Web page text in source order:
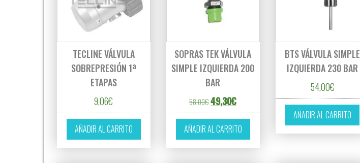
TECLINE VÁLVULA
SOBREPRESIÓN 1ª
ETAPAS
9,06€
AÑADIR AL CARRITO
SOPRAS TEK VÁLVULA
SIMPLE IZQUIERDA 200
BAR
58,00€El precio original era: 58,00€.
49,30€El precio actual es: 49,30€.
AÑADIR AL CARRITO
BTS VÁLVULA SIMPLE
IZQUIERDA 230 BAR
54,00€
AÑADIR AL CARRITO